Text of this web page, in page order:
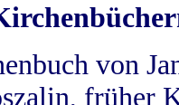
von
früher